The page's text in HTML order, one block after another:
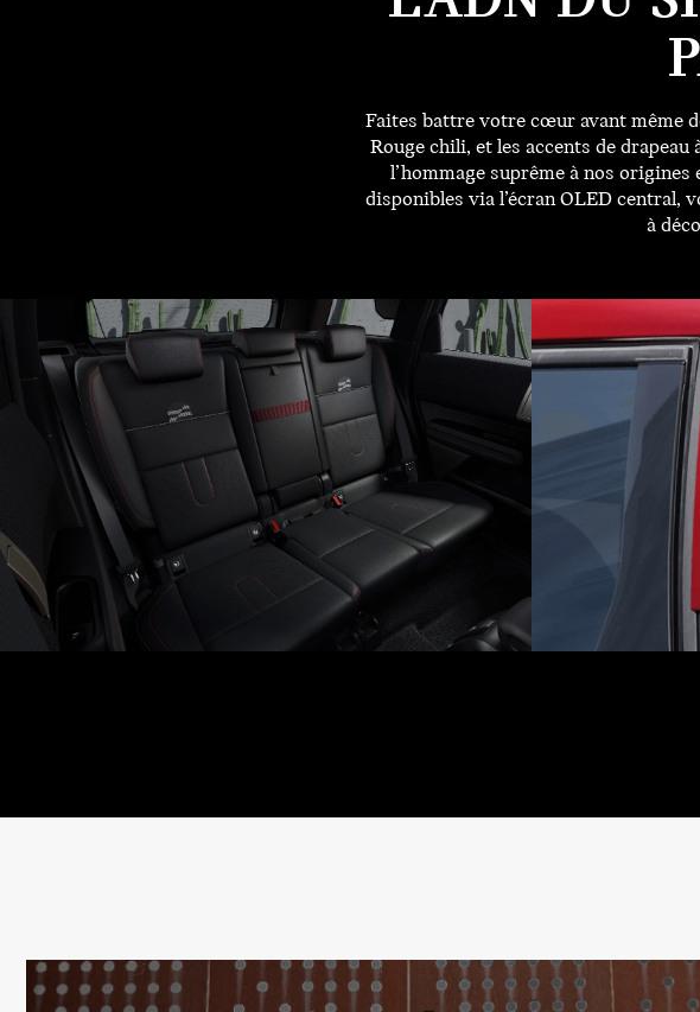
Faites battre votre cœur avant même
Rouge chili, et les accents de
l’hommage suprême à nos
disponibles via l’écran OLED central,
à